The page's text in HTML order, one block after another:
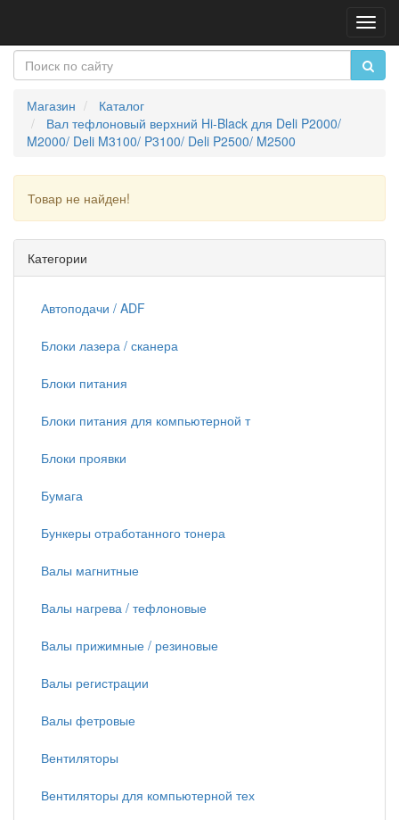
Магазин
Каталог
Вал тефлоновый верхний Hi-Black для Deli P2000/
M2000/ Deli M3100/ P3100/ Deli P2500/ M2500
Товар не найден!
Категории
Автоподачи / ADF
Блоки лазера / сканера
Блоки питания
Блоки питания для компьютерной т
Блоки проявки
Бумага
Бункеры отработанного тонера
Валы магнитные
Валы нагрева / тефлоновые
Валы прижимные / резиновые
Валы регистрации
Валы фетровые
Вентиляторы
Вентиляторы для компьютерной тех